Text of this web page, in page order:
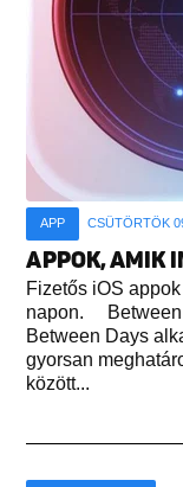
APP CSÜTÖRTÖK
APPOK, AMIK
Fizetős iOS
napon. Between
Between Days
gyorsan
között...